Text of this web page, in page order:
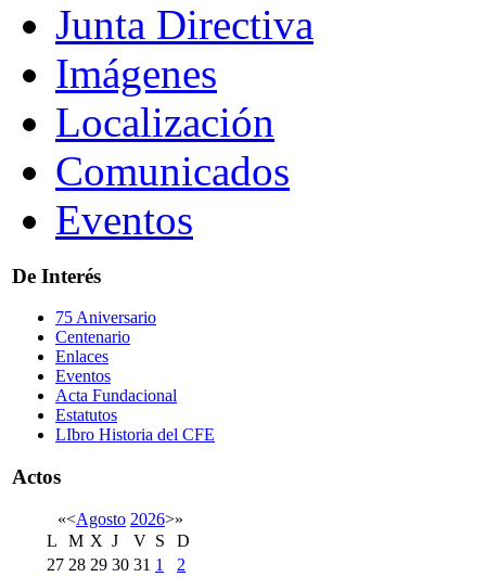
Junta Directiva
Imágenes
Localización
Comunicados
Eventos
De Interés
75 Aniversario
Centenario
Enlaces
Eventos
Acta Fundacional
Estatutos
LIbro Historia del CFE
Actos
«<Agosto 2026>»
L
M X J V S
D
27 28 29 30 31 1
2